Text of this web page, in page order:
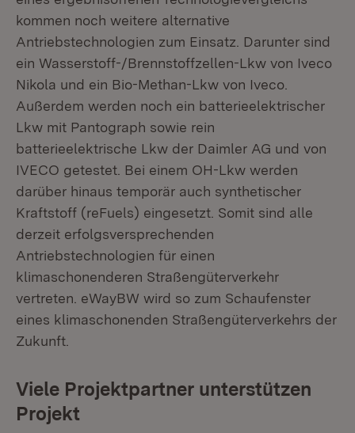
kommen noch weitere alternative
Antriebstechnologien zum Einsatz. Darunter sind
ein Wasserstoff-/Brennstoffzellen-Lkw von Iveco
Nikola und ein Bio-Methan-Lkw von Iveco.
Außerdem werden noch ein batterieelektrischer
Lkw mit Pantograph sowie rein
batterieelektrische Lkw der Daimler AG und von
IVECO getestet. Bei einem OH-Lkw werden
darüber hinaus temporär auch synthetischer
Kraftstoff (reFuels) eingesetzt. Somit sind alle
derzeit erfolgsversprechenden
Antriebstechnologien für einen
klimaschonenderen Straßengüterverkehr
vertreten. eWayBW wird so zum Schaufenster
eines klimaschonenden Straßengüterverkehrs der
Zukunft.
Viele Projektpartner unterstützen
Projekt